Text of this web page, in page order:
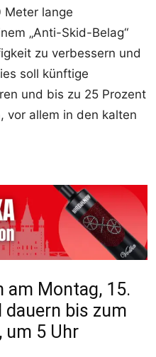
Meter lange
„Anti-Skid-Belag“
zu verbessern und
soll künftige
und bis zu 25 Prozent
vor allem in den kalten
am Montag, 15.
dauern bis zum
um 5 Uhr